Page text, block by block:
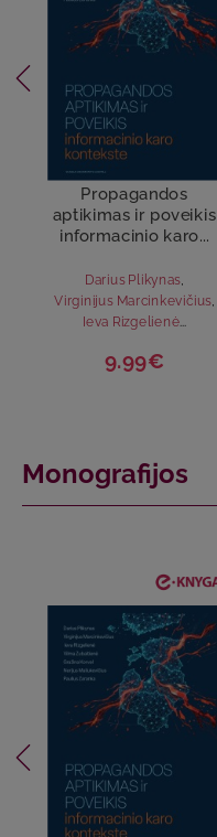
Propagandos
aptikimas ir poveikis
informacinio karo...
Darius Plikynas
Virginijus Marcinkevičius,
Ieva Rizgelienė...
9.99€
Monografijos